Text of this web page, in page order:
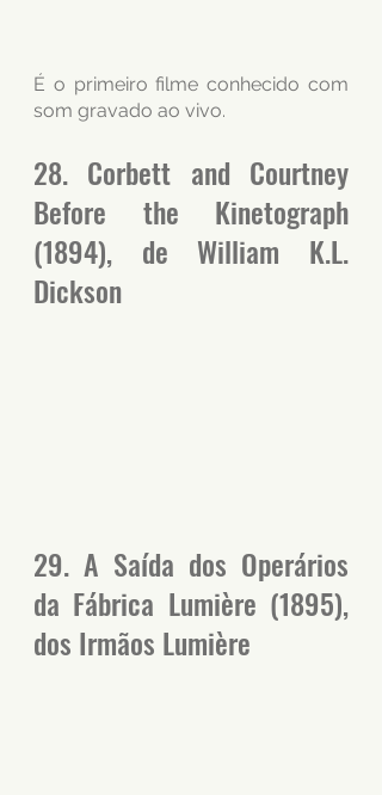
É o primeiro filme conhecido com
som gravado ao vivo.
28. Corbett and Courtney
Before the Kinetograph
(1894), de William K.L.
Dickson
29. A Saída dos Operários
da Fábrica Lumière (1895),
dos Irmãos Lumière